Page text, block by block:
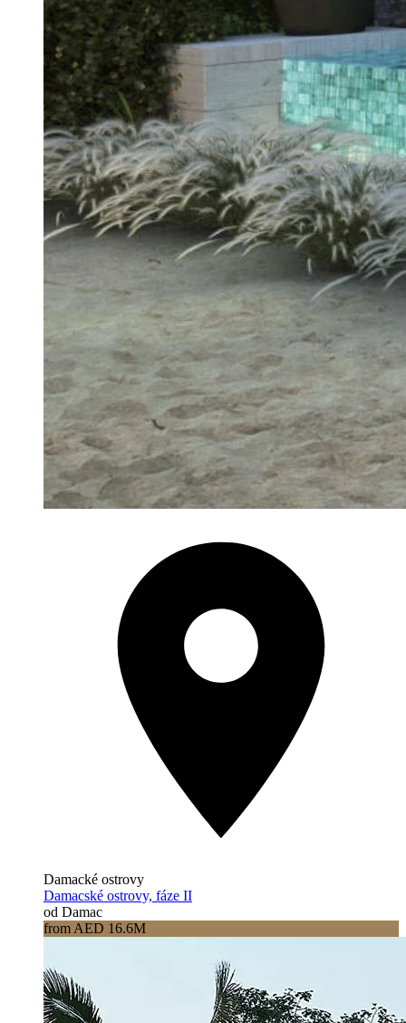
Damacké ostrovy
Damacské ostrovy, fáze II
od Damac
from AED 16.6M